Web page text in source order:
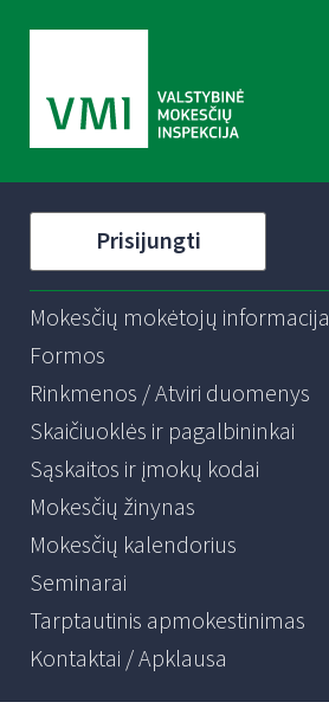
Prisijungti
Mokesčių mokėtojų informacija
Formos
Rinkmenos / Atviri duomenys
Skaičiuoklės ir pagalbininkai
Sąskaitos ir įmokų kodai
Mokesčių žinynas
Mokesčių kalendorius
Seminarai
Tarptautinis apmokestinimas
Kontaktai / Apklausa